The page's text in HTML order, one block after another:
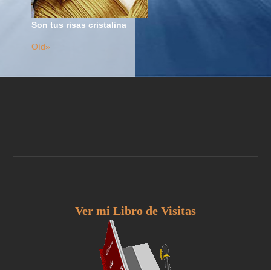
Son tus risas cristalina
Oíd»
Ver mi Libro de Visitas